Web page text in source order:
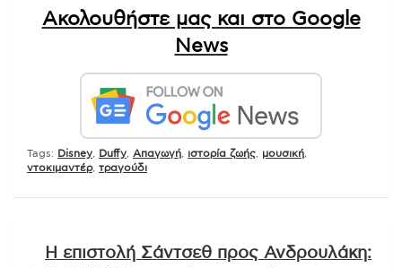
Ακολουθήστε μας και στο Google
News
Tags: Disney Duffy Απαγωγή ιστορία ζωής μουσική
ντοκιμαντέρ, τραγούδι
Η επιστολή Σάντσεθ προς Ανδρουλάκη: